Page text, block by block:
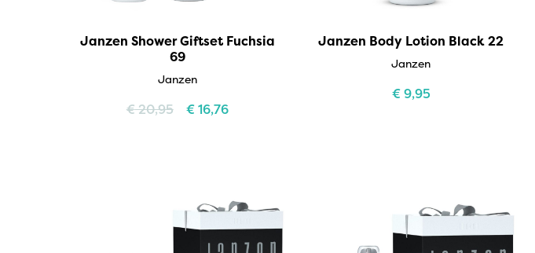
Janzen Shower Giftset Fuchsia
69
Janzen
€20,95 €16,76
Janzen Body Lotion Black 22
Janzen
€9,95